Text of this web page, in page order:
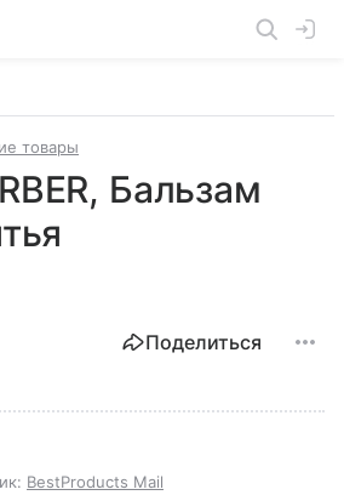
товары
Бальзам
Поделиться
BestProducts Mail